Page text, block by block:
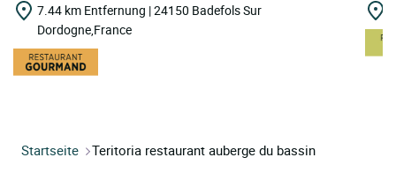
7.44 km Entfernung | 24150 Badefols Sur
Dordogne,France
Startseite Teritoria restaurant auberge du bassin